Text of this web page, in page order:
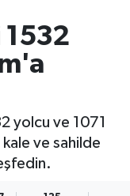
1532
yolcu ve 1071
ve sahilde